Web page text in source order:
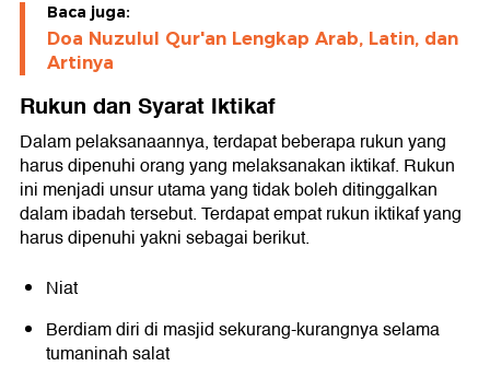
Baca juga:
Doa Nuzulul Qur'an Lengkap Arab, Latin, dan
Artinya
Rukun dan Syarat Iktikaf
Dalam pelaksanaannya, terdapat beberapa rukun yang
harus dipenuhi orang yang melaksanakan iktikaf. Rukun
ini menjadi unsur utama yang tidak boleh ditinggalkan
dalam ibadah tersebut. Terdapat empat rukun iktikaf yang
harus dipenuhi yakni sebagai berikut.
Niat
Berdiam diri di masjid sekurang-kurangnya selama
tumaninah salat